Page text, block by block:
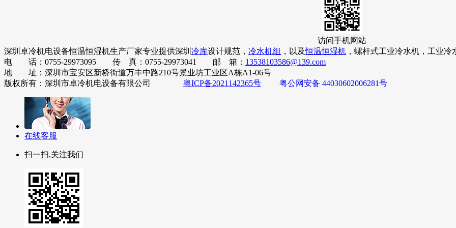
访问手机网站
深圳卓冷机电设备恒温恒湿机生产厂家专业提供深圳 冷库设计规范， 冷水机组 ，以及恒温恒湿机 ，螺杆式工业冷水机，工业
电 话：0755-29973095 传 真：0755-29973041 邮 箱： 13538103586@139.com
地 址：深圳市宝安区新桥街道万丰中路210号景业坊工业区A栋A1-06号
版权所有：深圳市卓冷机电设备有限公司 粤ICP备2021142365号 粤公网安备 44030602006281号
在线客服
扫一扫,关注我们